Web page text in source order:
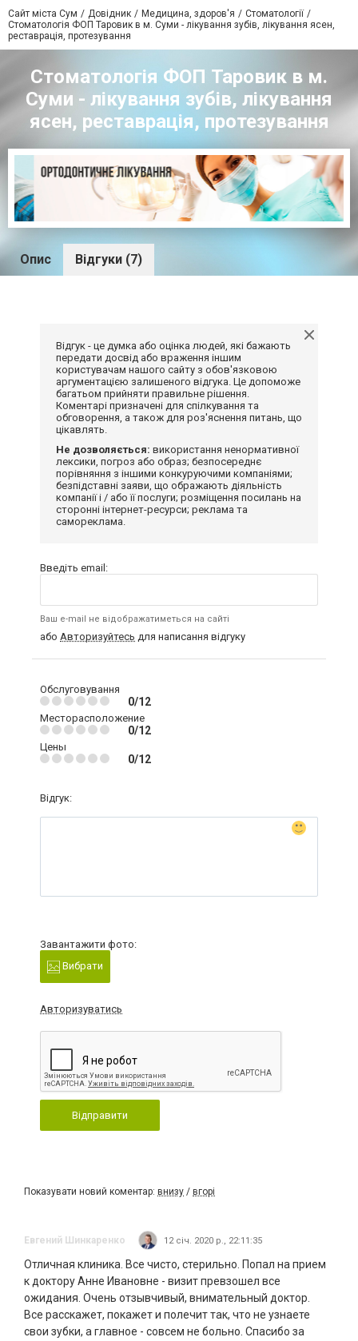
Сайт міста Сум Довідник Медицина, здоров'я
Стоматології
Стоматологія ФОП Таровик в м. Суми - лікування зубів, лікування ясен,
реставрація, протезування
Стоматологія ФОП Таровик в м.
Суми - лікування зубів, лікування
ясен, реставрація, протезування
Опис Відгуки (7)
Відгук - це думка або оцінка людей, які бажають
передати досвід або враження іншим
користувачам нашого сайту з обов'язковою
аргументацією залишеного відгука. Це допоможе
багатьом прийняти правильне рішення.
Коментарі призначені для спілкування та
обговорення, а також для роз'яснення питань, що
цікавлять.
Не дозволяється: використання ненормативної
лексики, погроз або образ; безпосереднє
порівняння з іншими конкуруючими компаніями;
безпідставні заяви, що ображають діяльність
компанії і / або її послуги; розміщення посилань на
сторонні інтернет-ресурси; реклама та
самореклама.
Введіть email:
Ваш e-mail не відображатиметься на сайті
або Авторизуйтесь для написання відгуку
Обслуговування
0/12
Месторасположение
0/12
Цены
0/12
Відгук:
Завантажити фото:
Вибрати
Авторизуватись
Відправити
Показувати новий коментар: внизу / вгорі
Евгений Шинкаренко 12 січ. 2020 р., 22:11:35
Отличная клиника. Все чисто, стерильно. Попал на прием
к доктору Анне Ивановне - визит превзошел все
ожидания. Очень отзывчивый, внимательный доктор.
Все расскажет, покажет и полечит так, что не узнаете
свои зубки, а главное - совсем не больно. Спасибо за